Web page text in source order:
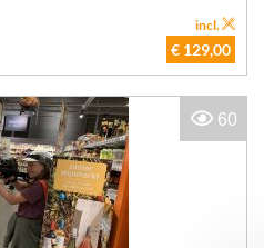
€ 129,00
incl.
60